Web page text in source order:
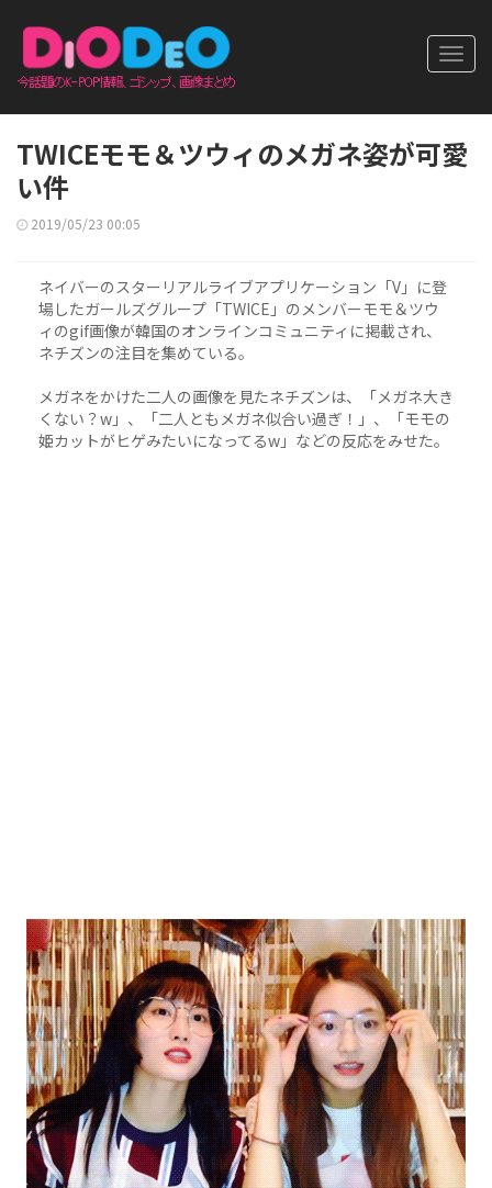
TWICEモモ＆ツウィのメガネ姿が可愛
い件
2019/05/23 00:05
ネイバーのスターリアルライブアプリケーション「V」に登
場したガールズグループ「TWICE」のメンバーモモ＆ツウ
ィのgif画像が韓国のオンラインコミュニティに掲載され、
ネチズンの注目を集めている。
メガネをかけた二人の画像を見たネチズンは、「メガネ大き
くない？w」、「二人ともメガネ似合い過ぎ！」、「モモの
姫カットがヒゲみたいになってるw」などの反応をみせた。